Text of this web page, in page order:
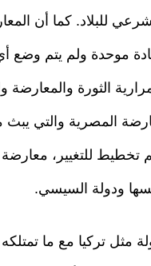
للبلاد. كما أن
موحدة ولم يتم وضع
الثورة
المصرية والتي
تخطيط للتغيير،
ودولة السيسي.
مثل تركيا مع ما